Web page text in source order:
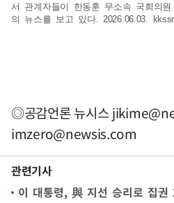
서 관계자들이 한동훈 무소속 국회의
의 뉴스를 보고 있다. 2026.06.03.
◎공감언론 뉴시스
imzero@newsis.com
관련기사